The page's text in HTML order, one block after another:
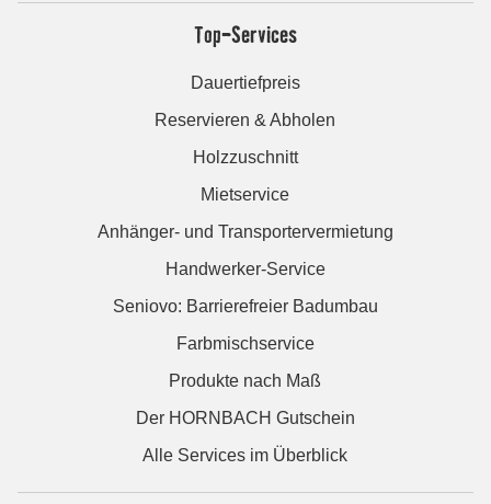
Top-Services
Dauertiefpreis
Reservieren & Abholen
Holzzuschnitt
Mietservice
Anhänger- und Transportervermietung
Handwerker-Service
Seniovo: Barrierefreier Badumbau
Farbmischservice
Produkte nach Maß
Der HORNBACH Gutschein
Alle Services im Überblick